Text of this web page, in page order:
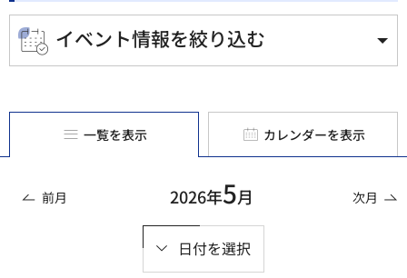
イベント情報を絞り込む
一覧を表示 カレンダーを表示
前月 2026年5月
日付を選択
次月